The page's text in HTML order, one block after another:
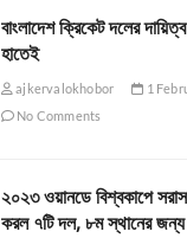
বাংলাদেশ ক্রিকেট দলের
হাতেই
ajkervalokhobor
1
No Comments
২০২৩ ওয়ানডে বিশ্বকাপে
করল ৭টি দল, ৮ম স্থানের